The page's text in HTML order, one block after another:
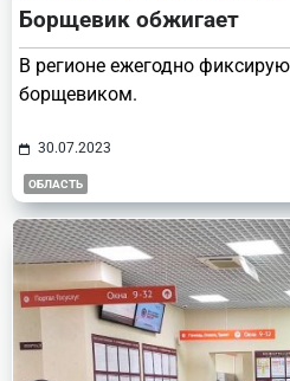
Борщевик обжигает
В регионе ежегодно
борщевиком.
30.07.2023
ОБЛАСТЬ